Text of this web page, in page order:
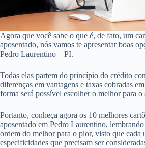
Agora que você sabe o que é, de fato, um
aposentado, nós vamos te apresentar boas
Pedro Laurentino – PI.
Todas elas partem do princípio do crédito
diferenças em vantagens e taxas cobradas
forma será possível escolher o melhor para o
Portanto, conheça agora os 10 melhores
aposentado em Pedro Laurentino,
ordem do melhor para o pior, visto que cada
especificidades que precisam ser